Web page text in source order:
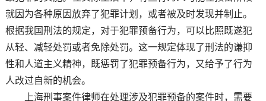
就因为各种原因放弃了犯罪计划，或者被及时发现并制止。
根据我国刑法的规定，对于犯罪预备行为，可以比照既遂犯
从轻、减轻处罚或者免除处罚。这一规定体现了刑法的谦抑
性和人道主义精神，既惩罚了犯罪预备行为，又给予了行为
人改过自新的机会。
上海刑事案件律师在处理涉及犯罪预备的案件时，需要